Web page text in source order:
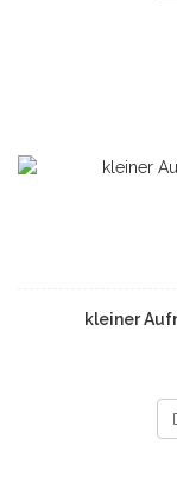
kleiner